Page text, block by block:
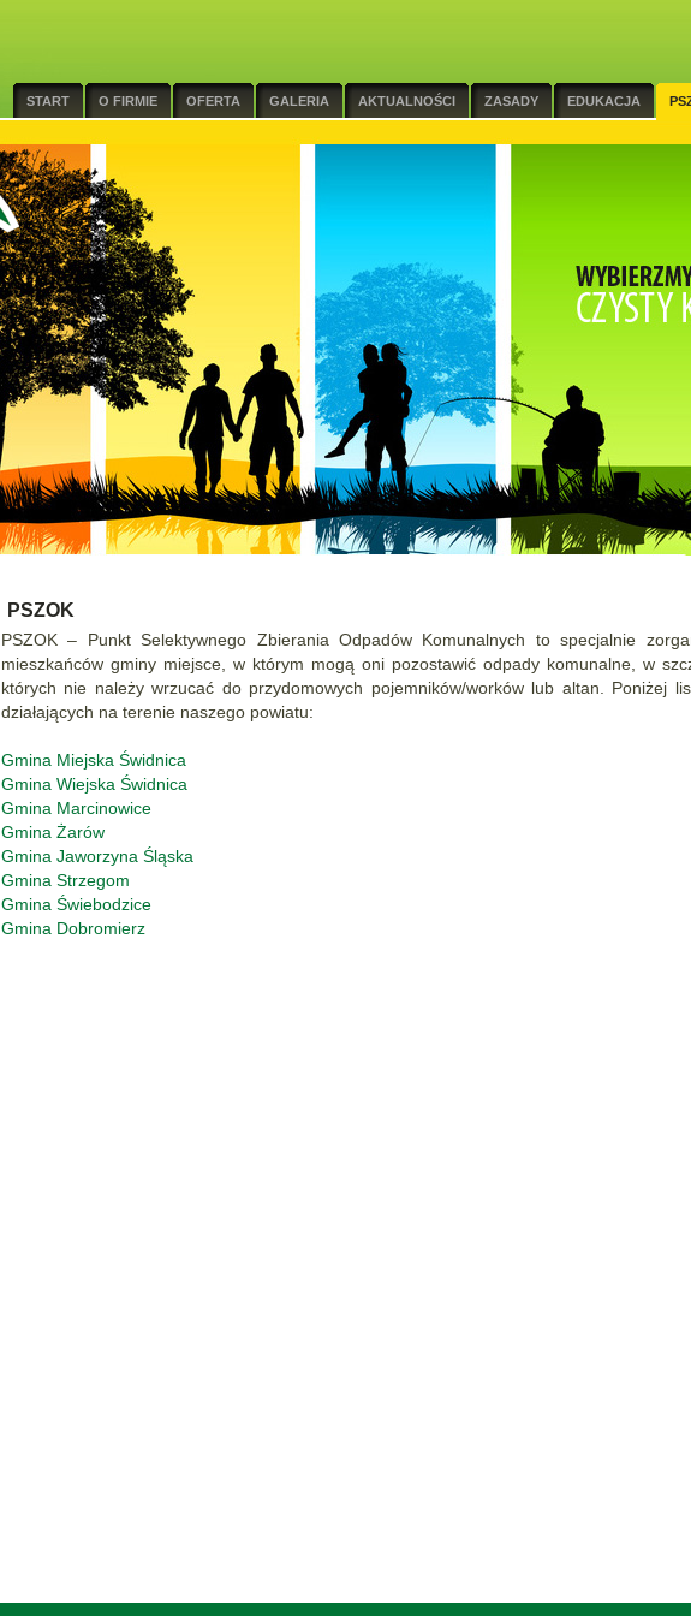
START O FIRMIE OFERTA GALERIA AKTUALNOŚCI ZASADY EDUKACJA
PSZOK
PSZOK – Punkt Selektywnego Zbierania Odpadów Komunalnych to specjalnie
mieszkańców gminy miejsce, w którym mogą oni pozostawić odpady komunalne, w
których nie należy wrzucać do przydomowych pojemników/worków lub altan. Poniżej
działających na terenie naszego powiatu:
Gmina Miejska Świdnica
Gmina Wiejska Świdnica
Gmina Marcinowice
Gmina Żarów
Gmina Jaworzyna Śląska
Gmina Strzegom
Gmina Świebodzice
Gmina Dobromierz